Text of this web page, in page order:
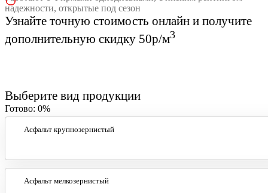
надежности, открытые под сезон
Узнайте точную стоимость онлайн и получите
дополнительную скидку 50р/м3
Выберите вид продукции
Готово: 0%
Асфальт крупнозернистый
Асфальт мелкозернистый